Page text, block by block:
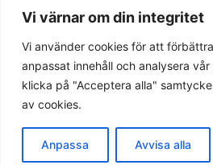
Vi värnar om din integritet
Vi använder cookies för att
anpassat innehåll och analysera
klicka på "Acceptera alla"
av cookies.
Anpassa Avvisa alla
© 2026 Lagar.se. Svensk